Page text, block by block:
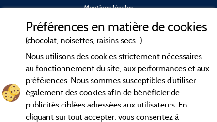
Mentions légales
Conditions générales d'utilisation
Contact
CGV
Les meilleurscampings en Ardèche . Consultez les fiches de
Préférences en matière de cookies
(chocolat, noisettes, raisins secs...)
Nous utilisons des cookies strictement nécessaires
au fonctionnement du site, aux performances et aux
préférences. Nous sommes susceptibles d’utiliser
également des cookies afin de bénéficier de
publicités ciblées adressées aux utilisateurs. En
cliquant sur tout accepter, vous consentez à